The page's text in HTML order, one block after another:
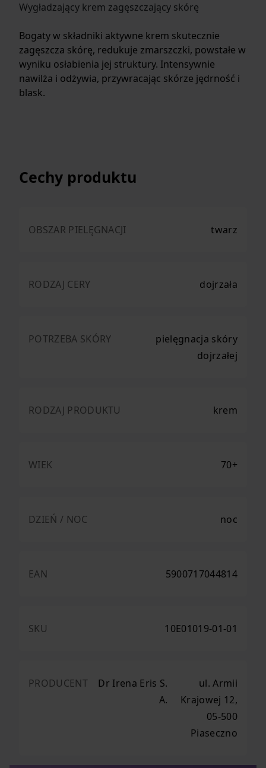
Wygładzający krem zagęszczający skórę
Bogaty w składniki aktywne krem skutecznie
zagęszcza skórę, redukuje zmarszczki, powstałe w
wyniku osłabienia jej struktury. Intensywnie
nawilża i odżywia, przywracając skórze jędrność i
blask.
Cechy produktu
OBSZAR PIELĘGNACJI twarz
RODZAJ CERY dojrzała
POTRZEBA SKÓRY
pielęgnacja skóry
dojrzałej
RODZAJ PRODUKTU krem
WIEK 70+
DZIEŃ / NOC noc
EAN 5900717044814
SKU 10E01019-01-01
PRODUCENT
Dr Irena Eris S.
A.
ul. Armii
Krajowej 12,
05-500
Piaseczno